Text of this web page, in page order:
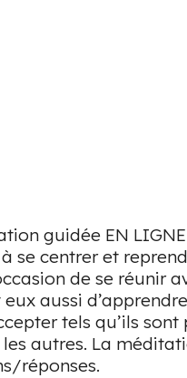
guidée EN
se centrer et
de se réunir
aussi
tels qu’ils
autres. La
réponses.